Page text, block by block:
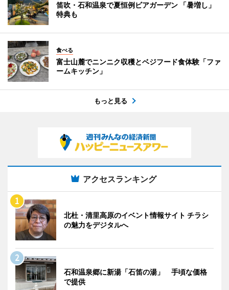
笛吹・石和温泉で夏恒例ビアガーデン 「暑増し」
特典も
食べる
富士山麓でニンニク収穫とベジフード食体験「ファ
ームキッチン」
もっと見る
アクセスランキング
北杜・清里高原のイベント情報サイト チラシ
の魅力をデジタルへ
石和温泉郷に新湯「石笛の湯」 手頃な価格
で提供